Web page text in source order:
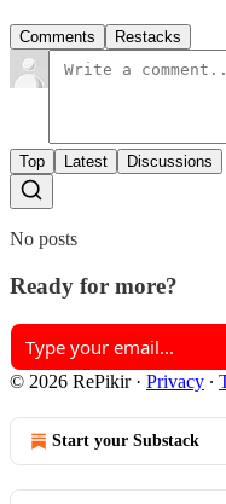
Comments Restacks
Top Latest Discussions
No posts
Ready for more?
© 2026 RePikir· Privacy ∙
Start your Substack